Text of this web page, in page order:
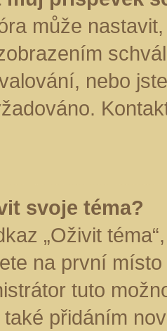
může
nebo
svoje téma?
„Oživit
na první
tuto
také přidáním